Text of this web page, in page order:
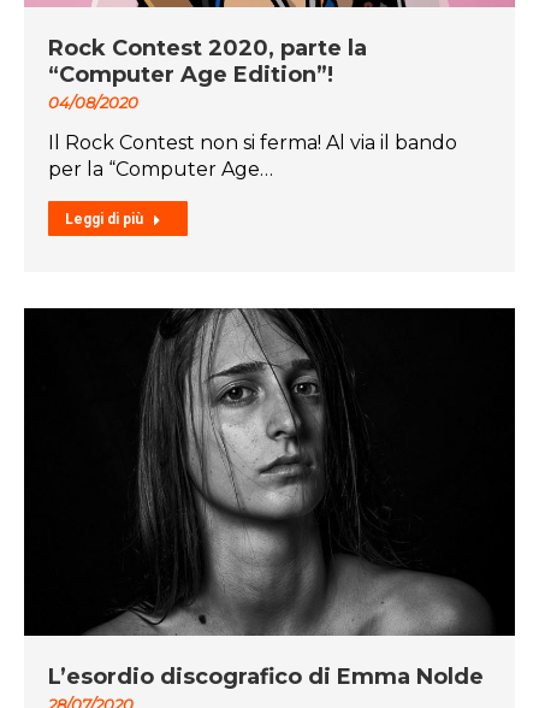
Rock Contest 2020, parte la
“Computer Age Edition”!
04/08/2020
Il Rock Contest non si ferma! Al via il bando
per la “Computer Age…
Leggi di più
L’esordio discografico di Emma Nolde
28/07/2020